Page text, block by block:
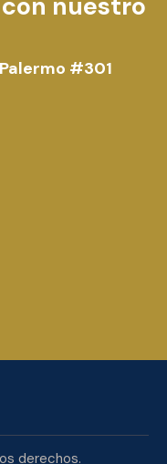
#301
derechos.